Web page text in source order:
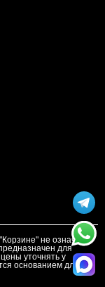
не означает
для
уточнять у
основанием для